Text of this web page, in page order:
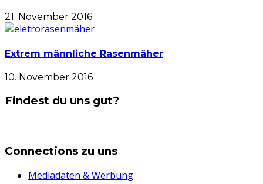
21. November 2016
Extrem männliche Rasenmäher
10. November 2016
Findest du uns gut?
Connections zu uns
Mediadaten & Werbung